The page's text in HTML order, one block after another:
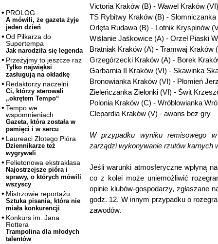
PROLOG
A mówili, że gazeta żyje
jeden dzień
Od Piłkarza do
Supertempa
Jak narodziła się legenda
Przeżyjmy to jeszcze raz
Tylko najwięksi
zasługują na okładkę
Redaktorzy naczelni
Ci, którzy sterowali
„okrętem Tempo“
Tempo we
wspomnieniach
Gazeta, która została w
pamięci i w sercu
Laureaci Złotego Pióra
Dziennikarze też
wygrywali
Felietonowa ekstraklasa
Najostrzejsze pióra i
sprawy, o których mówili
wszyscy
Mistrzowie reportażu
Sztuka pisania, która nie
miała konkurencji
Konkurs im. Jana
Rottera
Trampolina dla młodych
talentów
Victoria Kraków (B) - Wawel Kraków (VI)
TS Rybitwy Kraków (B) - Słomniczanka
Orlęta Rudawa (B) - Lotnik Kryspinów
Wiślanie Jaśkowice (A) - Orzeł Piaski
Bratniak Kraków (A) - Tramwaj Kraków
Grzegórzecki Kraków (A) - Borek
Garbarnia II Kraków (VI) - Skawinka
Bronowianka Kraków (VI) - Płomień
Zieleńczanka Zielonki (VI) - Świt
Polonia Kraków (C) - Wróblowianka
Clepardia Kraków (V) - awans bez gry
W przypadku wyniku remisowego
zarządzi wykonywanie rzutów karnych
Jeśli warunki atmosferyczne wpłyną
co z kolei może uniemożliwić
opinie klubów-gospodarzy, zgłaszane
godz. 12. W innym przypadku o
zawodów.